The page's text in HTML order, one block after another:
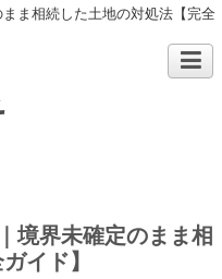
ま相続した土地の対処法【完全
境界未確定のまま相
イド】